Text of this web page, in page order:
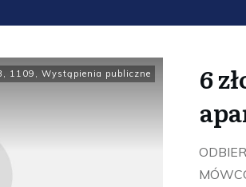
1109 Wystąpienia publiczne
6